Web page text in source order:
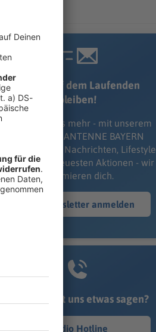
Immer auf dem Laufenden
bleiben!
Verpass' nichts mehr - mit unserem
kostenlosen ANTENNE BAYERN
Newsletter. Ob Nachrichten, Lifestyle
oder unsere neuesten Aktionen - wir
informieren dich.
Zum Newsletter anmelden
Du möchtest uns etwas sagen?
Studio Hotline